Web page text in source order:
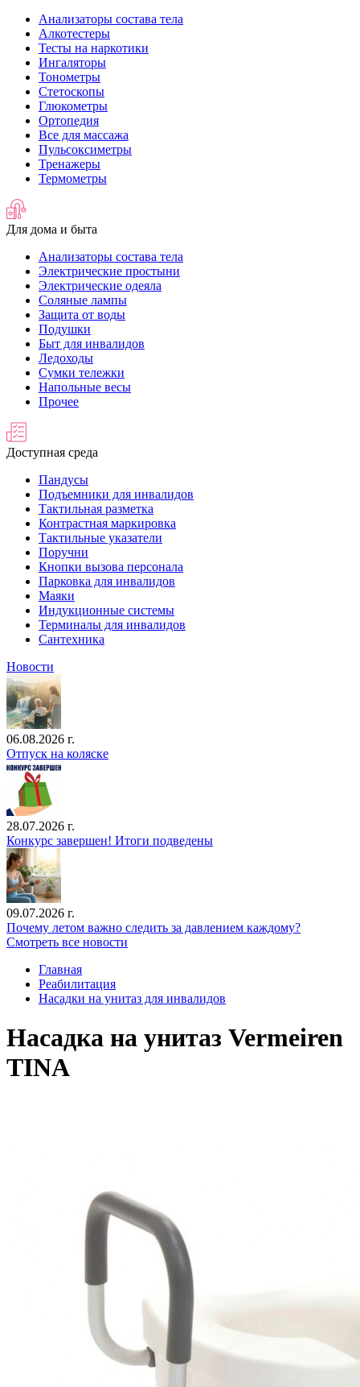
Анализаторы состава тела
Алкотестеры
Тесты на наркотики
Ингаляторы
Тонометры
Стетоскопы
Глюкометры
Ортопедия
Все для массажа
Пульсоксиметры
Тренажеры
Термометры
Для дома и быта
Анализаторы состава тела
Электрические простыни
Электрические одеяла
Соляные лампы
Защита от воды
Подушки
Быт для инвалидов
Ледоходы
Сумки тележки
Напольные весы
Прочее
Доступная среда
Пандусы
Подъемники для инвалидов
Тактильная разметка
Контрастная маркировка
Тактильные указатели
Поручни
Кнопки вызова персонала
Парковка для инвалидов
Маяки
Индукционные системы
Терминалы для инвалидов
Сантехника
Новости
06.08.2026 г.
Отпуск на коляске
28.07.2026 г.
Конкурс завершен! Итоги подведены
09.07.2026 г.
Почему летом важно следить за давлением каждому?
Смотреть все новости
Главная
Реабилитация
Насадки на унитаз для инвалидов
Насадка на унитаз Vermeiren
TINA